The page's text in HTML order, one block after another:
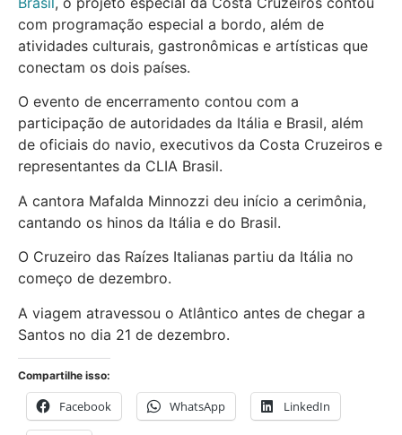
com programação especial a bordo, além de
atividades culturais, gastronômicas e artísticas que
conectam os dois países.
O evento de encerramento contou com a
participação de autoridades da Itália e Brasil, além
de oficiais do navio, executivos da Costa Cruzeiros e
representantes da CLIA Brasil.
A cantora Mafalda Minnozzi deu início a cerimônia,
cantando os hinos da Itália e do Brasil.
O Cruzeiro das Raízes Italianas partiu da Itália no
começo de dezembro.
A viagem atravessou o Atlântico antes de chegar a
Santos no dia 21 de dezembro.
Compartilhe isso:
Facebook WhatsApp LinkedIn